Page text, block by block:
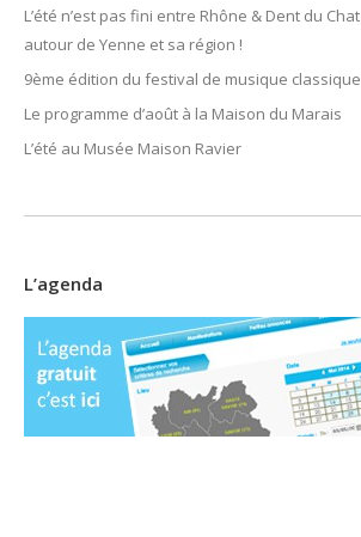
L’été n’est pas fini entre Rhône & Dent du
autour de Yenne et sa région !
9ème édition du festival de musique classique
Le programme d’août à la Maison du Marais
L’été au Musée Maison Ravier
L’agenda